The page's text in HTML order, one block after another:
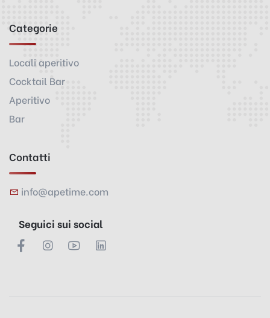
Categorie
Locali aperitivo
Cocktail Bar
Aperitivo
Bar
Contatti
info@apetime.com
Seguici sui social